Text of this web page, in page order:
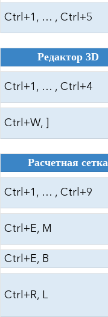
Ctrl+1, … , Ctrl+5
Редактор 3D
Ctrl+1, … , Ctrl+4
Ctrl+W, ]
Расчетная сетка
Ctrl+1, … , Ctrl+9
Ctrl+E, M
Ctrl+E, B
Ctrl+R, L